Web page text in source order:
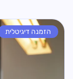
הזמנה דיגיטלית